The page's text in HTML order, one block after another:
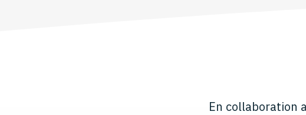
En collaboration